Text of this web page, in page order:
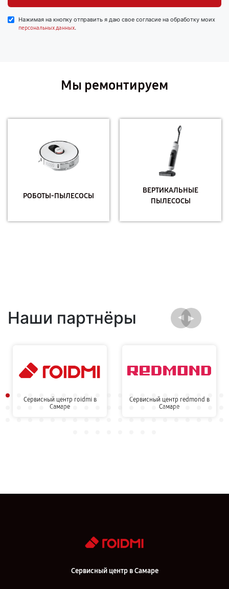
Нажимая на кнопку отправить я даю свое согласие на обработку моих
персональных данных.
Мы ремонтируем
РОБОТЫ-ПЫЛЕСОСЫ
ВЕРТИКАЛЬНЫЕ
ПЫЛЕСОСЫ
Наши партнёры
Сервисный центр roidmi в
Самаре
Сервисный центр redmond в
Самаре
Сервисный центр в Самаре